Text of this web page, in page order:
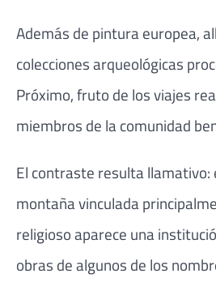
Además de pintura europea,
colecciones arqueológicas
Próximo, fruto de los viajes
miembros de la comunidad
El contraste resulta llamativo:
montaña vinculada
religioso aparece una
obras de algunos de los